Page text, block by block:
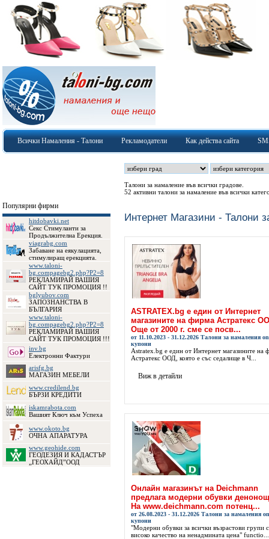
Всички Намаления - Талони Рекламодатели Как действа сайта
Популярни фирми
hitdobavki.net
Секс Стимуланти за
Продължителна Ерекция.
viagrabg.com
Забаване на еякулацията,
стимулиращ ерекцията.
www.taloni-
bg.compagebg2.php?P2=8
РЕКЛАМИРАЙ ВАШИЯ
САЙТ ТУК ПРОМОЦИЯ !!
bglyubov.com
ЗАПОЗНАНСТВА В
БЪЛГАРИЯ
www.taloni-
bg.compagebg2.php?P2=8
РЕКЛАМИРАЙ ВАШИЯ
САЙТ ТУК ПРОМОЦИЯ !!!
inv.bg
Електронни Фактури
arisfg.bg
МАГАЗИН МЕБЕЛИ
www.credilend.bg
БЪРЗИ КРЕДИТИ
iskamrabota.com
Вашият Ключ към Успеха
www.okoto.bg
ОЧНА АПАРАТУРА
www.geohide.com
ГЕОДЕЗИЯ И КАДАСТЪР
„ГЕОХАЙД”ООД
Талони за намаление във всички градове.
52 активни талони за намаление във всички
Интернет Магазини - Талони
ASTRATEX.bg е един от Интернет
магазините на фирма Астратекс
Още от 2000 г. сме се посв...
от 11.10.2023 - 31.12.2026 Талони за намаления
купони
Astratex.bg е един от Интернет магазините на
Астратекс ООД, която е със седалище в Ч...
Виж в детайли
Онлайн магазинът на Deichmann
предлага модерни обувки
На www.deichmann.com потенц...
от 26.08.2023 - 31.12.2026 Талони за намаления
купони
"Модерни обувки за всички възрастови групи с
високо качество на ненадмината цена" functio...